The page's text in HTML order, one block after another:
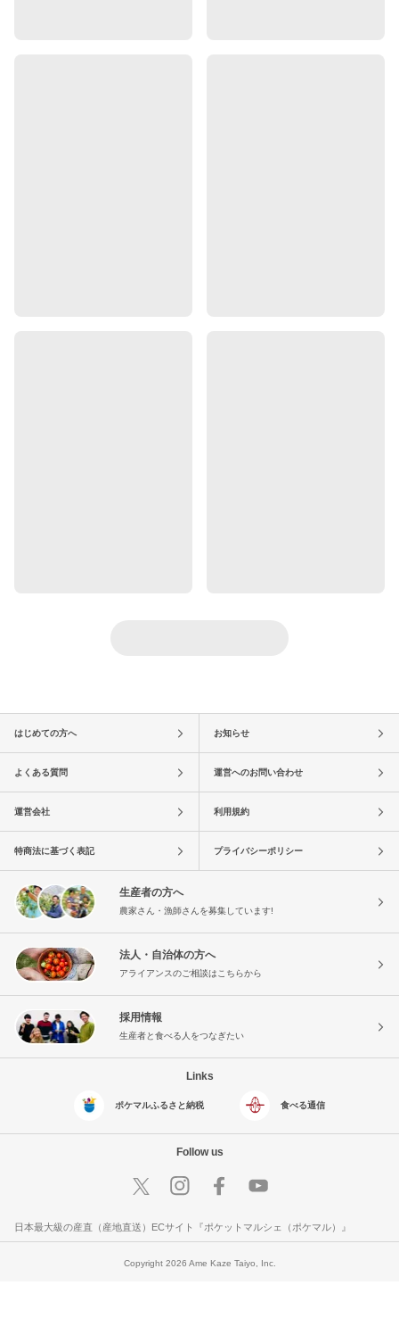
はじめての方へ お知らせ
よくある質問 運営へのお問い合わせ
運営会社 利用規約
特商法に基づく表記 プライバシーポリシー
生産者の方へ
農家さん・漁師さんを募集しています!
法人・自治体の方へ
アライアンスのご相談はこちらから
採用情報
生産者と食べる人をつなぎたい
Links
ポケマルふるさと納税 食べる通信
Follow us
日本最大級の産直（産地直送）ECサイト『ポケットマルシェ（ポケマル）』
Copyright 2026 Ame Kaze Taiyo, Inc.